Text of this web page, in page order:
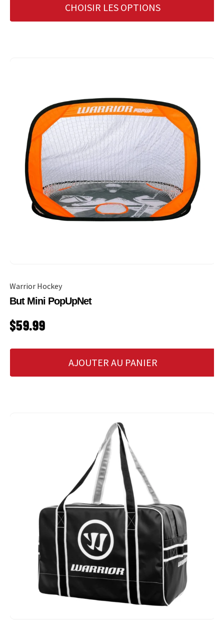
CHOISIR LES OPTIONS
Warrior Hockey
But Mini PopUpNet
PRIX HABITUEL
$59.99
AJOUTER AU PANIER